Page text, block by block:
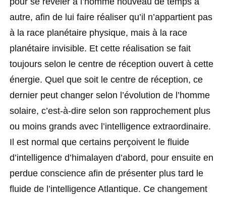
autre, afin de lui faire réaliser qu’il n’appartient pas
à la race planétaire physique, mais à la race
planétaire invisible. Et cette réalisation se fait
toujours selon le centre de réception ouvert à cette
énergie. Quel que soit le centre de réception, ce
dernier peut changer selon l’évolution de l’homme
solaire, c’est-à-dire selon son rapprochement plus
ou moins grands avec l’intelligence extraordinaire.
Il est normal que certains perçoivent le fluide
d’intelligence d’himalayen d’abord, pour ensuite en
perdue conscience afin de présenter plus tard le
fluide de l’intelligence Atlantique. Ce changement